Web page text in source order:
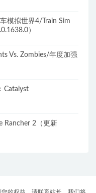
模拟世界4/Train Sim
）
Vs. Zombies/年度加强
Catalyst
Rancher 2（更新